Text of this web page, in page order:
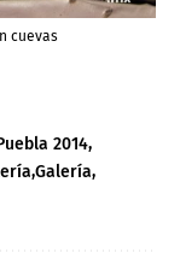
cuevas
2014
Galería